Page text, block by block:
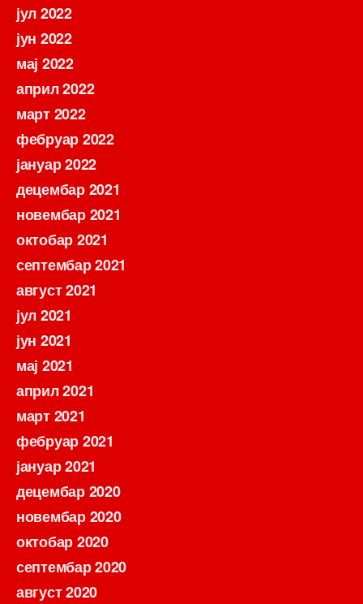
јул 2022
јун 2022
мај 2022
април 2022
март 2022
фебруар 2022
јануар 2022
децембар 2021
новембар 2021
октобар 2021
септембар 2021
август 2021
јул 2021
јун 2021
мај 2021
април 2021
март 2021
фебруар 2021
јануар 2021
децембар 2020
новембар 2020
октобар 2020
септембар 2020
август 2020